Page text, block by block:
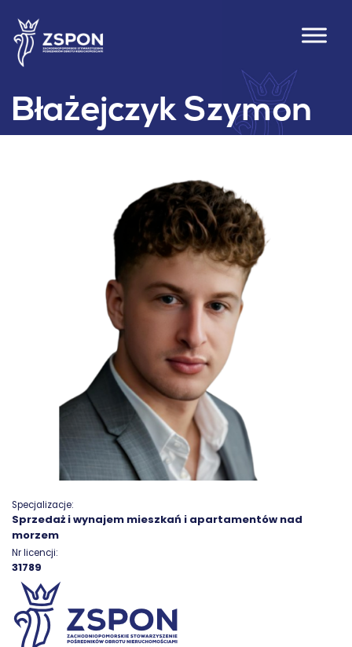
Błażejczyk Szymon
Specjalizacje:
Sprzedaż i wynajem mieszkań i apartamentów nad
morzem
Nr licencji:
31789